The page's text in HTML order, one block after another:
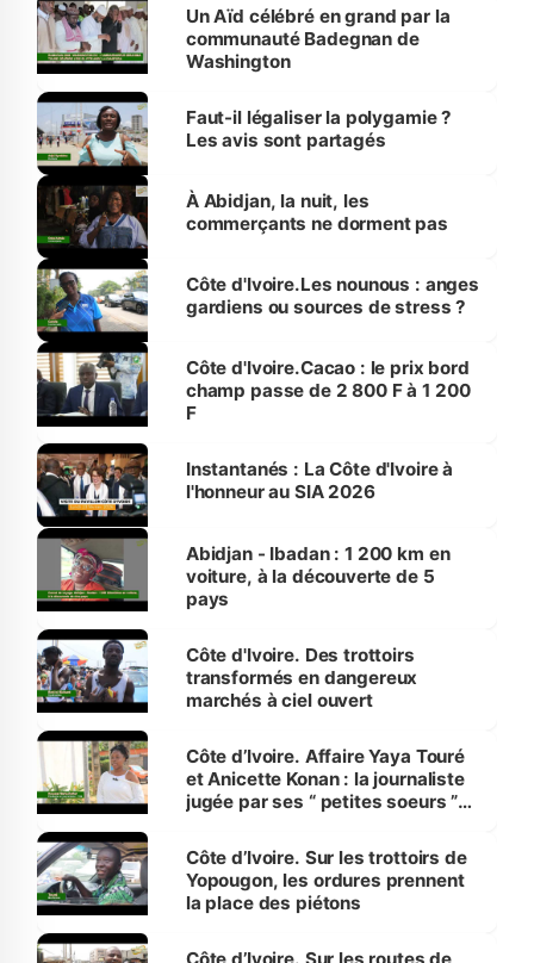
Un Aïd célébré en grand par la
communauté Badegnan de
Washington
Faut-il légaliser la polygamie ?
Les avis sont partagés
À Abidjan, la nuit, les
commerçants ne dorment pas
Côte d'Ivoire.Les nounous : anges
gardiens ou sources de stress ?
Côte d'Ivoire.Cacao : le prix bord
champ passe de 2 800 F à 1 200
F
Instantanés : La Côte d'Ivoire à
l'honneur au SIA 2026
Abidjan - Ibadan : 1 200 km en
voiture, à la découverte de 5
pays
Côte d'Ivoire. Des trottoirs
transformés en dangereux
marchés à ciel ouvert
Côte d’Ivoire. Affaire Yaya Touré
et Anicette Konan : la journaliste
jugée par ses “ petites soeurs ”
Côte d’Ivoire. Sur les trottoirs de
Yopougon, les ordures prennent
la place des piétons